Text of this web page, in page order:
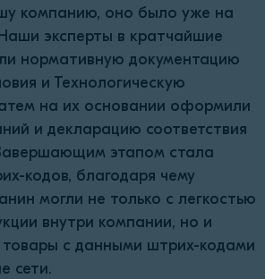
компанию, оно было уже на
эксперты в кратчайшие
нормативную документацию
и Технологическую
на их основании оформили
и декларацию соответствия
этапом стала
кодов, благодаря чему
могли не только с легкостью
внутри компании, но и
товары с данными штрих-кодами
сети.